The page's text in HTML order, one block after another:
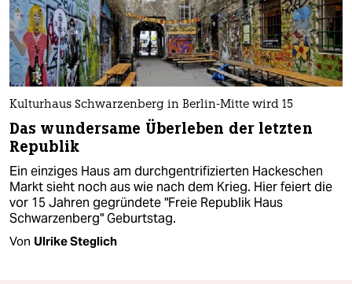
Kulturhaus Schwarzenberg in Berlin-Mitte wird 15
Das wundersame Überleben der letzten
Republik
Ein einziges Haus am durchgentrifizierten Hackeschen
Markt sieht noch aus wie nach dem Krieg. Hier feiert die
vor 15 Jahren gegründete "Freie Republik Haus
Schwarzenberg" Geburtstag.
Von Ulrike Steglich